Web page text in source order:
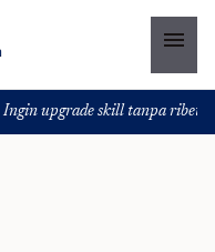
menu
Ingin upgrade skill tanpa ribet?